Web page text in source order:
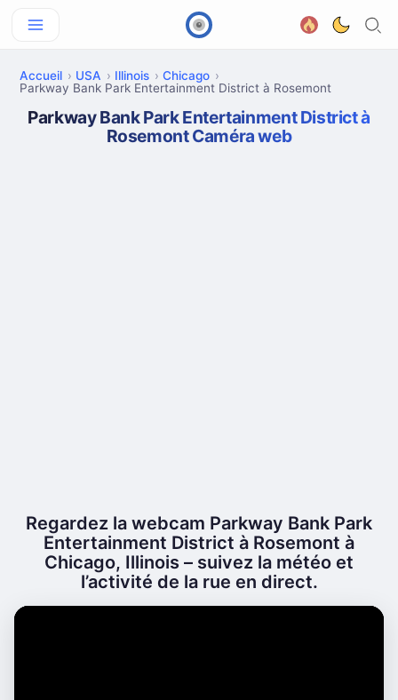
Accueil USA Illinois
Chicago
Parkway Bank Park Entertainment District à Rosemont
Parkway Bank Park Entertainment District à
Rosemont Caméra web
Regardez la webcam Parkway Bank Park
Entertainment District à Rosemont à
Chicago, Illinois – suivez la météo et
l’activité de la rue en direct.